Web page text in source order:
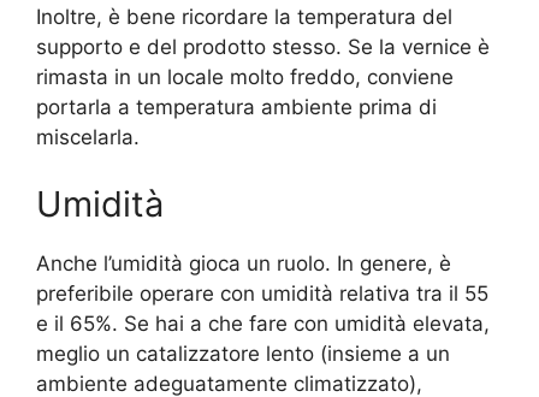
Inoltre, è bene ricordare la temperatura del
supporto e del prodotto stesso. Se la vernice è
rimasta in un locale molto freddo, conviene
portarla a temperatura ambiente prima di
miscelarla.
Umidità
Anche l’umidità gioca un ruolo. In genere, è
preferibile operare con umidità relativa tra il 55
e il 65%. Se hai a che fare con umidità elevata,
meglio un catalizzatore lento (insieme a un
ambiente adeguatamente climatizzato),